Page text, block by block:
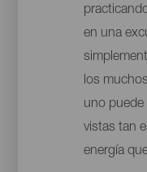
en una
los
uno puede
vistas tan
energía